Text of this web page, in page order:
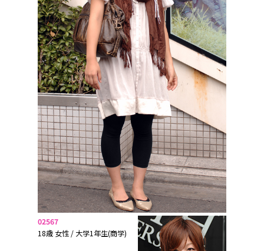
02567
18歳 女性 / 大学1年生(商学)